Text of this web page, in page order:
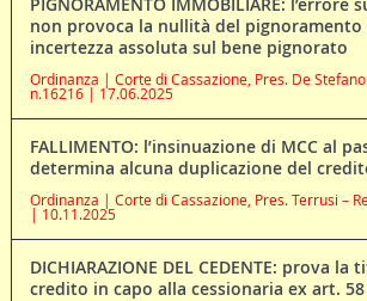
non provoca la nullità del pignoramento
incertezza assoluta sul bene pignorato
Ordinanza | Corte di Cassazione, Pres. De
n.16216 | 17.06.2025
FALLIMENTO: l’insinuazione di MCC al
determina alcuna duplicazione del
Ordinanza | Corte di Cassazione, Pres. Terrusi –
| 10.11.2025
DICHIARAZIONE DEL CEDENTE: prova
credito in capo alla cessionaria ex art. 58